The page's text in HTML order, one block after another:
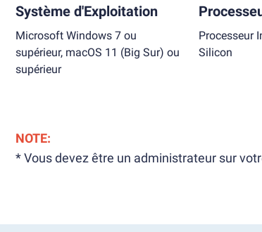
Système d'Exploitation
Microsoft Windows 7 ou
supérieur, macOS 11 (Big Sur) ou
supérieur
Processeur
Silicon
NOTE:
* Vous devez être un administrateur sur